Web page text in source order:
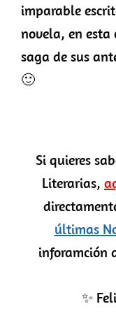
imparable
novela, en
saga de sus
🙂
Si quieres
Literarias,
últimas
inforamción
✨